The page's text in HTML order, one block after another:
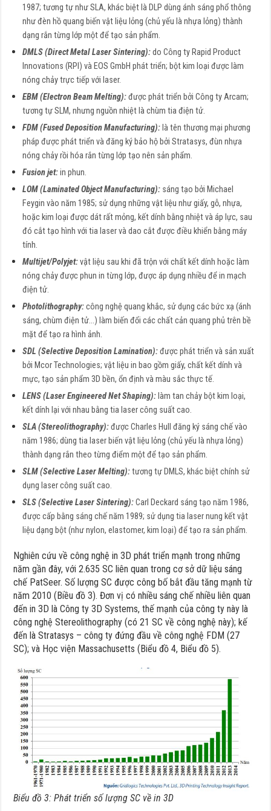
1987; tương tự như SLA, khác biệt là DLP dùng ánh sáng phổ thông
như đèn hồ quang biến vật liệu lỏng (chủ yếu là nhựa lỏng) thành
dạng rắn từng lớp một để tạo sản phẩm.
DMLS (Direct Metal Laser Sintering):do Công ty Rapid Product
Innovations (RPI) và EOS GmbH phát triển; bột kim loại được làm
nóng chảy trực tiếp với laser.
EBM (Electron Beam Melting):được phát triển bởi Công ty Arcam;
tương tự SLM, nhưng nguồn nhiệt là chùm tia điện tử.
FDM (Fused Deposition Manufacturing): là tên thương mại phương
pháp được phát triển và đăng ký bảo hộ bởi Stratasys, đùn nhựa
nóng chảy rồi hóa rắn từng lớp tạo nên sản phẩm.
Fusion jet:in phun.
LOM (Laminated Object Manufacturing): sáng tạo bởi Michael
Feygin vào năm 1985; sử dụng những vật liệu như giấy, gỗ, nhựa,
hoặc kim loại được dát rất mỏng, kết dính bằng nhiệt và áp lực, sau
đó cắt tạo hình với tia laser và dao cắt được điều khiển bằng máy
tính.
Multijet/Polyjet:vật liệu sau khi đã trộn với chất kết dính hoặc làm
nóng chảy được phun in từng lớp, được áp dụng nhiều để in mạch
điện tử.
Photolithography:công nghệ quang khắc, sử dụng các bức xạ (ánh
sáng, chùm điện tử…) làm biến đổi các chất cản quang phủ trên bề
mặt để tạo ra hình ảnh.
SDL (Selective Deposition Lamination):được phát triển và sản xuất
bởi Mcor Technologies; vật liệu in bao gồm giấy, chất kết dính và
mực, tạo sản phẩm 3D bền, ổn định và màu sắc thực tế.
LENS (Laser Engineered Net Shaping): làm tan chảy bột kim loại,
kết dính lại với nhau bằng tia laser công suất cao.
SLA (Stereolithography):được Charles Hull đăng ký sáng chế vào
năm 1986; dùng tia laser biến vật liệu lỏng (chủ yếu là nhựa lỏng)
thành dạng rắn theo từng điểm một để tạo sản phẩm.
SLM (Selective Laser Melting):tương tự DMLS, khác biệt chính sử
dụng laser công suất cao.
SLS (Selective Laser Sintering):Carl Deckard sáng tạo năm 1986,
được cấp bằng sáng chế năm 1989; sử dụng tia laser nung kết vật
liệu dạng bột (như nylon, elastomer, kim loại) để tạo ra sản phẩm.
Nghiên cứu về công nghệ in 3D phát triển mạnh trong những
năm gần đây, với 2.635 SC liên quan trong cơ sở dữ liệu sáng
chế PatSeer. Số lượng SC được công bố bắt đầu tăng mạnh từ
năm 2010 (Biều đồ 3). Đơn vị có nhiều sáng chế nhiều liên quan
đến in 3D là Công ty 3D Systems, thế mạnh của công ty này là
công nghệ Stereolithography (có 21 SC về công nghệ này); kế
đến là Stratasys – công ty đứng đầu về công nghệ FDM (27
SC); và Học viện Massachusetts (Biểu đồ 4, Biểu đồ 5).
Biểu đồ 3: Phát triển số lượng SC về in 3D